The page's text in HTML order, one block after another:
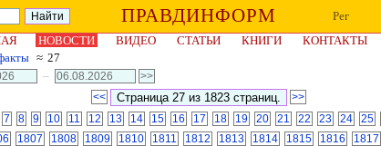
ПРАВДИНФОРМ
Рег
НОВОСТИ ВИДЕО СТАТЬИ КНИГИ КОНТАКТЫ
≈ 27
–
<<
>>
7 8 9 10 11 12 13 14 15 16 17 18 19 20 21 22 23 24 25
1807 1808 1809 1810 1811 1812 1813 1814 1815 1816 1817